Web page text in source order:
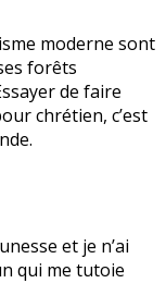
moderne sont
forêts
de faire
chrétien, c’est
et je n’ai
qui me tutoie